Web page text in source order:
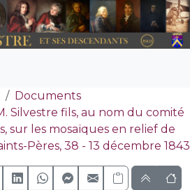
Documents
Silvestre fils, au nom du comité
sur les mosaïques en relief de
Pères, 38 - 13 décembre 1843